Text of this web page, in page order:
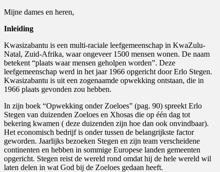
Mijne dames en heren,
Inleiding
Kwasizabantu is een multi-raciale leefgemeenschap in KwaZulu-
Natal, Zuid-Afrika, waar ongeveer 1500 mensen wonen. De naam
betekent “plaats waar mensen geholpen worden”. Deze
leefgemeenschap werd in het jaar 1966 opgericht door Erlo Stegen.
Kwasizabantu is uit een zogenaamde opwekking ontstaan, die in
1966 plaats gevonden zou hebben.
In zijn boek “Opwekking onder Zoeloes” (pag. 90) spreekt Erlo
Stegen van duizenden Zoeloes en Xhosas die op één dag tot
bekering kwamen ( deze duizenden zijn hoe dan ook onvindbaar).
Het economisch bedrijf is onder tussen de belangrijkste factor
geworden. Jaarlijks bezoeken Stegen en zijn team verscheidene
continenten en hebben in sommige Europese landen gemeenten
opgericht. Stegen reist de wereld rond omdat hij de hele wereld wil
laten delen in wat God bij de Zoeloes gedaan heeft.